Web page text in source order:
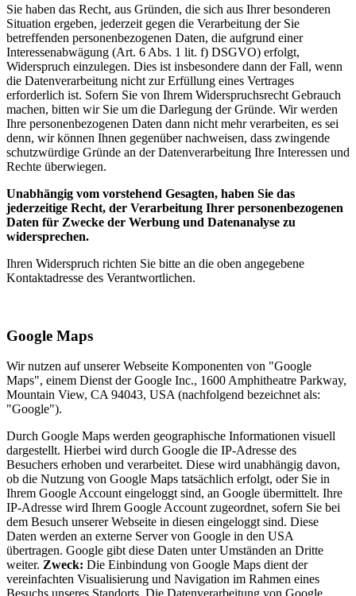
Sie haben das Recht, aus Gründen, die sich aus Ihrer besonderen
Situation ergeben, jederzeit gegen die Verarbeitung der Sie
betreffenden personenbezogenen Daten, die aufgrund einer
Interessenabwägung (Art. 6 Abs. 1 lit. f) DSGVO) erfolgt,
Widerspruch einzulegen. Dies ist insbesondere dann der Fall, wenn
die Datenverarbeitung nicht zur Erfüllung eines Vertrages
erforderlich ist. Sofern Sie von Ihrem Widerspruchsrecht Gebrauch
machen, bitten wir Sie um die Darlegung der Gründe. Wir werden
Ihre personenbezogenen Daten dann nicht mehr verarbeiten, es sei
denn, wir können Ihnen gegenüber nachweisen, dass zwingende
schutzwürdige Gründe an der Datenverarbeitung Ihre Interessen und
Rechte überwiegen.
Unabhängig vom vorstehend Gesagten, haben Sie das
jederzeitige Recht, der Verarbeitung Ihrer personenbezogenen
Daten für Zwecke der Werbung und Datenanalyse zu
widersprechen.
Ihren Widerspruch richten Sie bitte an die oben angegebene
Kontaktadresse des Verantwortlichen.
Google Maps
Wir nutzen auf unserer Webseite Komponenten von "Google
Maps", einem Dienst der Google Inc., 1600 Amphitheatre Parkway,
Mountain View, CA 94043, USA (nachfolgend bezeichnet als:
"Google").
Durch Google Maps werden geographische Informationen visuell
dargestellt. Hierbei wird durch Google die IP-Adresse des
Besuchers erhoben und verarbeitet. Diese wird unabhängig davon,
ob die Nutzung von Google Maps tatsächlich erfolgt, oder Sie in
Ihrem Google Account eingeloggt sind, an Google übermittelt. Ihre
IP-Adresse wird Ihrem Google Account zugeordnet, sofern Sie bei
dem Besuch unserer Webseite in diesen eingeloggt sind. Diese
Daten werden an externe Server von Google in den USA
übertragen. Google gibt diese Daten unter Umständen an Dritte
weiter. Zweck: Die Einbindung von Google Maps dient der
vereinfachten Visualisierung und Navigation im Rahmen eines